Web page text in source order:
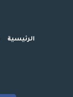
الرئيسية